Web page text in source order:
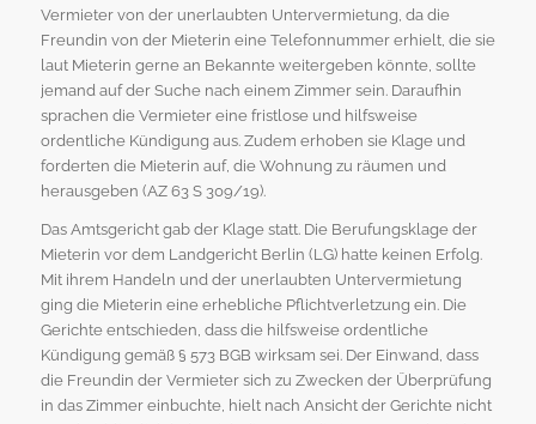
Vermieter von der unerlaubten Untervermietung, da die
Freundin von der Mieterin eine Telefonnummer erhielt, die sie
laut Mieterin gerne an Bekannte weitergeben könnte, sollte
jemand auf der Suche nach einem Zimmer sein. Daraufhin
sprachen die Vermieter eine fristlose und hilfsweise
ordentliche Kündigung aus. Zudem erhoben sie Klage und
forderten die Mieterin auf, die Wohnung zu räumen und
herausgeben (AZ 63 S 309/19).
Das Amtsgericht gab der Klage statt. Die Berufungsklage der
Mieterin vor dem Landgericht Berlin (LG) hatte keinen Erfolg.
Mit ihrem Handeln und der unerlaubten Untervermietung
ging die Mieterin eine erhebliche Pflichtverletzung ein. Die
Gerichte entschieden, dass die hilfsweise ordentliche
Kündigung gemäß § 573 BGB wirksam sei. Der Einwand, dass
die Freundin der Vermieter sich zu Zwecken der Überprüfung
in das Zimmer einbuchte, hielt nach Ansicht der Gerichte nicht